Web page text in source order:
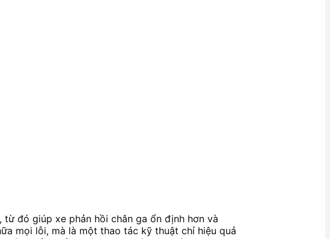
đó giúp xe phản hồi chân ga ổn định hơn và
mọi lỗi, mà là một thao tác kỹ thuật chỉ hiệu quả